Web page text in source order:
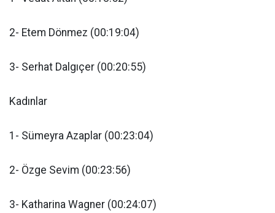
2- Etem Dönmez (00:19:04)
3- Serhat Dalgıçer (00:20:55)
Kadınlar
1- Sümeyra Azaplar (00:23:04)
2- Özge Sevim (00:23:56)
3- Katharina Wagner (00:24:07)